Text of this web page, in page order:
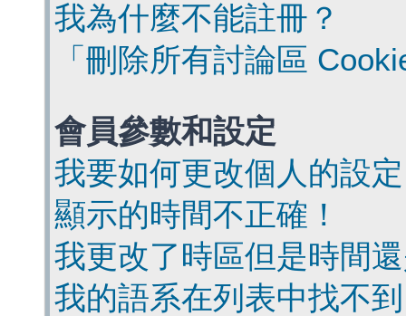
我為什麼不能註冊？
「刪除所有討論區
會員參數和設定
我要如何更改個人的設
顯示的時間不正確！
我更改了時區但是時間
我的語系在列表中找不